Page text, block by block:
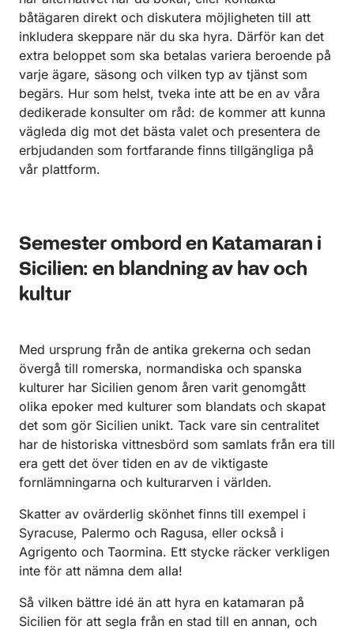
båtägaren direkt och diskutera möjligheten till att
inkludera skeppare när du ska hyra. Därför kan det
extra beloppet som ska betalas variera beroende på
varje ägare, säsong och vilken typ av tjänst som
begärs. Hur som helst, tveka inte att be en av våra
dedikerade konsulter om råd: de kommer att kunna
vägleda dig mot det bästa valet och presentera de
erbjudanden som fortfarande finns tillgängliga på
vår plattform.
Semester ombord en Katamaran i
Sicilien: en blandning av hav och
kultur
Med ursprung från de antika grekerna och sedan
övergå till romerska, normandiska och spanska
kulturer har Sicilien genom åren varit genomgått
olika epoker med kulturer som blandats och skapat
det som gör Sicilien unikt. Tack vare sin centralitet
har de historiska vittnesbörd som samlats från era till
era gett det över tiden en av de viktigaste
fornlämningarna och kulturarven i världen.
Skatter av ovärderlig skönhet finns till exempel i
Syracuse, Palermo och Ragusa, eller också i
Agrigento och Taormina. Ett stycke räcker verkligen
inte för att nämna dem alla!
Så vilken bättre idé än att hyra en katamaran på
Sicilien för att segla från en stad till en annan, och